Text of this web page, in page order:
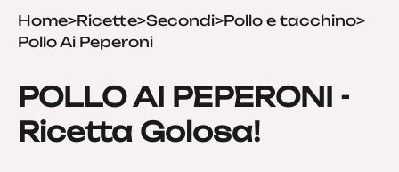
Home>Ricette>Secondi>Pollo e tacchino>
Pollo Ai Peperoni
POLLO AI PEPERONI -
Ricetta Golosa!